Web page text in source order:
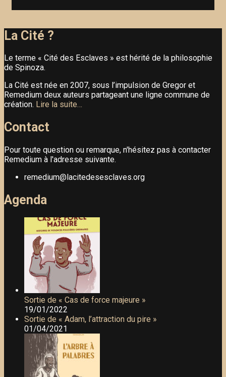
La Cité ?
Le terme « Cité des Esclaves » est hérité de la philosophie
de Spinoza.
La Cité est née en 2007, sous l’impulsion de Gregor et
Remedium deux auteurs partageant une ligne commune de
création. Lire la suite…
Contact
Pour toute question ou remarque, n'hésitez pas à contacter
Remedium à l'adresse suivante.
remedium@lacitedesesclaves.org
Agenda
Sortie de « Cas de force majeure »
19/01/2022
Sortie de « Adam, l’attraction du pire »
01/04/2021